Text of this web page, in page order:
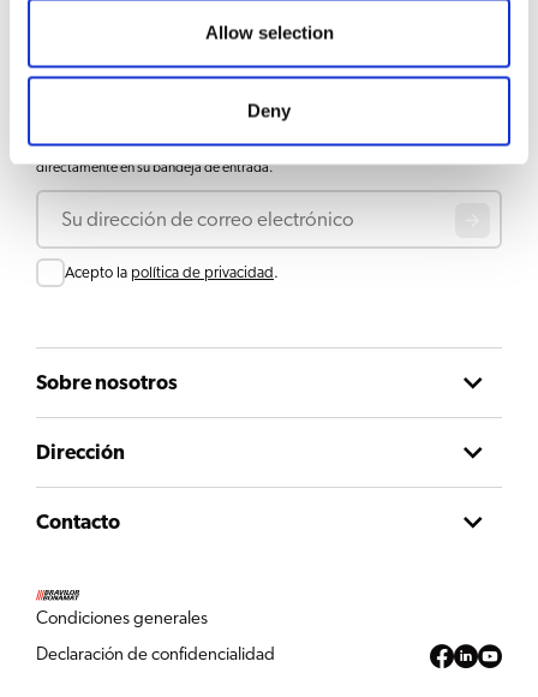
Allow selection
Deny
Suscríbase a nuestro boletín para recibir información actualizada
directamente en su bandeja de entrada.
Correo electrónico
Consentir
Acepto la política de privacidad .
Sobre nosotros
Dirección
Contacto
Condiciones generales
Declaración de confidencialidad